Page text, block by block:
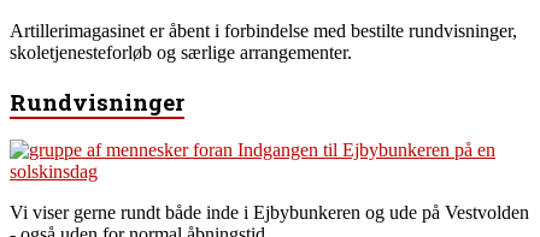
Artillerimagasinet er åbent i forbindelse med bestilte rundvisninger,
skoletjenesteforløb og særlige arrangementer.
Rundvisninger
Vi viser gerne rundt både inde i Ejbybunkeren og ude på Vestvolden